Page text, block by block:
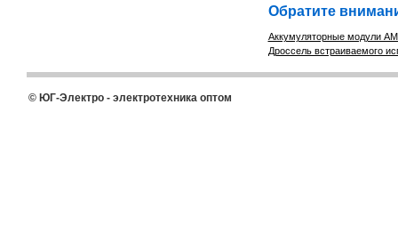
Обратите
Аккумуляторные модули
Дроссель встраиваемого
© ЮГ-Электро - электротехника оптом